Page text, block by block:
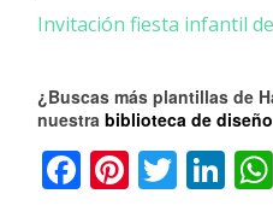
Invitación fiesta infantil
¿Buscas más plantillas de
nuestrabiblioteca de
Facebook